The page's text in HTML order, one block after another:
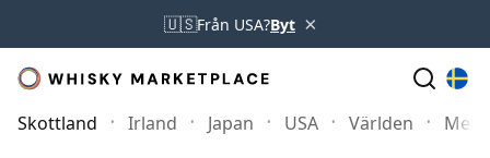
🇺🇸Från USA?Byt ×
Skottland Irland Japan USA Världen Mer